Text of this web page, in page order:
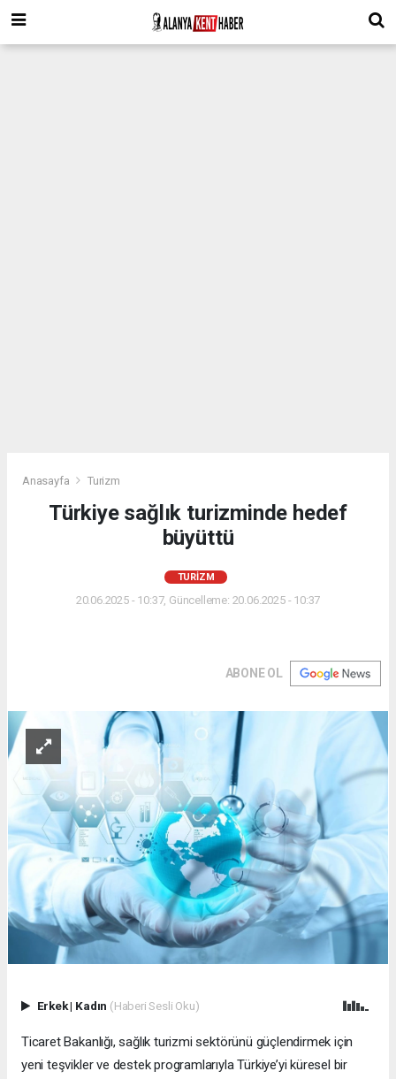
Anasayfa Turizm
Türkiye sağlık turizminde hedef
büyüttü
TURIZM
20.06.2025 - 10:37, Güncelleme: 20.06.2025 - 10:37
ABONE OL
Erkek| Kadın (Haberi Sesli Oku)
Ticaret Bakanlığı, sağlık turizmi sektörünü güçlendirmek için
yeni teşvikler ve destek programlarıyla Türkiye’yi küresel bir